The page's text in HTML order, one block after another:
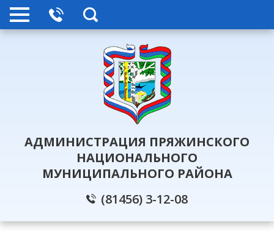
АДМИНИСТРАЦИЯ ПРЯЖИНСКОГО
НАЦИОНАЛЬНОГО
МУНИЦИПАЛЬНОГО РАЙОНА
(81456) 3-12-08